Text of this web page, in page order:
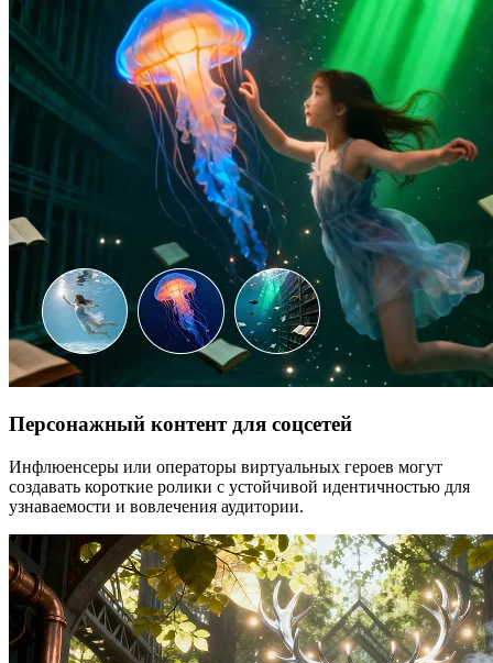
Персонажный контент для соцсетей
Инфлюенсеры или операторы виртуальных героев могут
создавать короткие ролики с устойчивой идентичностью для
узнаваемости и вовлечения аудитории.